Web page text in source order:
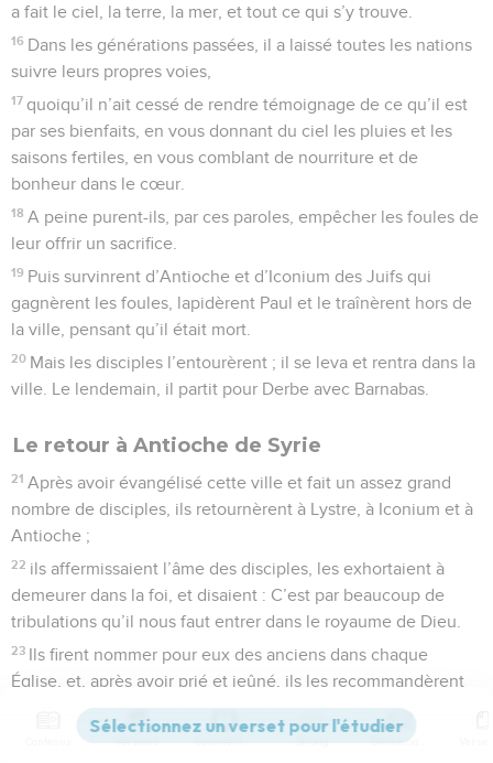
a fait le ciel, la terre, la mer, et tout ce qui s’y trouve.
16 Dans les générations passées, il a laissé toutes les nations
suivre leurs propres voies,
17 quoiqu’il n’ait cessé de rendre témoignage de ce qu’il est
par ses bienfaits, en vous donnant du ciel les pluies et les
saisons fertiles, en vous comblant de nourriture et de
bonheur dans le cœur.
18 A peine purent-ils, par ces paroles, empêcher les foules de
leur offrir un sacrifice.
19 Puis survinrent d’Antioche et d’Iconium des Juifs qui
gagnèrent les foules, lapidèrent Paul et le traînèrent hors de
la ville, pensant qu’il était mort.
20 Mais les disciples l’entourèrent ; il se leva et rentra dans la
ville. Le lendemain, il partit pour Derbe avec Barnabas.
Le retour à Antioche de Syrie
21 Après avoir évangélisé cette ville et fait un assez grand
nombre de disciples, ils retournèrent à Lystre, à Iconium et à
Antioche ;
22 ils affermissaient l’âme des disciples, les exhortaient à
demeurer dans la foi, et disaient : C’est par beaucoup de
tribulations qu’il nous faut entrer dans le royaume de Dieu.
23 Ils firent nommer pour eux des anciens dans chaque
Église, et, après avoir prié et jeûné, ils les recommandèrent
au Seigneur en qui ils avaient cru.
Ils traversèrent ensuite la Pisidie et vinrent en Pamphylie.
Versions Commentaires Strong